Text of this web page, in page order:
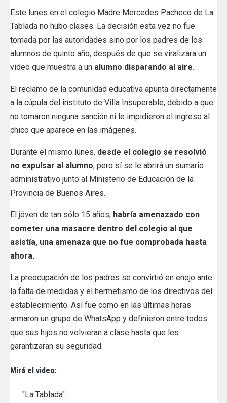
Este lunes en el colegio Madre Mercedes Pacheco de La
Tablada no hubo clases. La decisión esta vez no fue
tomada por las autoridades sino por los padres de los
alumnos de quinto año, después de que se viralizara un
video que muestra a un alumno disparando al aire.
El reclamo de la comunidad educativa apunta directamente
a la cúpula del instituto de Villa Insuperable, debido a que
no tomaron ninguna sanción ni le impidieron el ingreso al
chico que aparece en las imágenes.
Durante el mismo lunes, desde el colegio se resolvió
no expulsar al alumno, pero sí se le abrirá un sumario
administrativo junto al Ministerio de Educación de la
Provincia de Buenos Aires.
El jóven de tan sólo 15 años, habría amenazado con
cometer una masacre dentro del colegio al que
asistía, una amenaza que no fue comprobada hasta
ahora.
La preocupación de los padres se convirtió en enojo ante
la falta de medidas y el hermetismo de los directivos del
establecimiento. Así fue como en las últimas horas
armaron un grupo de WhatsApp y definieron entre todos
que sus hijos no volvieran a clase hasta que les
garantizaran su seguridad.
Mirá el video:
"La Tablada":